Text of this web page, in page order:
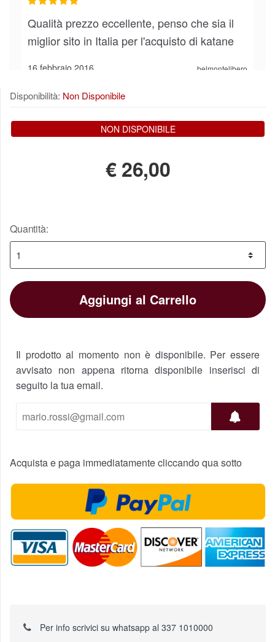
16 febbraio 2016 belmontelibero
Qualità prezzo eccellente, penso che sia il
miglior sito in Italia per l'acquisto di katane
bellissima e curata nei dettagli
Spedizione velocissima. Consigliata
Disponibilità: Non Disponibile
NON DISPONIBILE
€26,00
Quantità:
Aggiungi al Carrello
Il prodotto al momento non è disponibile. Per essere
avvisato non appena ritorna disponibile inserisci di
seguito la tua email.
Acquista e paga immediatamente cliccando qua sotto
Per info scrivici su whatsapp al 337 1010000